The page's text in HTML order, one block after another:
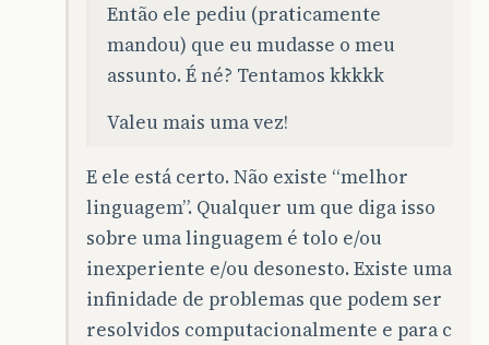
Então ele pediu (praticamente
mandou) que eu mudasse o meu
assunto. É né? Tentamos kkkkk
Valeu mais uma vez!
E ele está certo. Não existe “melhor
linguagem”. Qualquer um que diga isso
sobre uma linguagem é tolo e/ou
inexperiente e/ou desonesto. Existe uma
infinidade de problemas que podem ser
resolvidos computacionalmente e para c